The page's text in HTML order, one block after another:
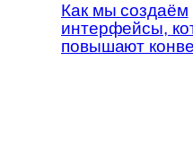
Как мы создаём
интерфейсы,
повышают